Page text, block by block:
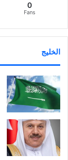
0
Fans
الخليج